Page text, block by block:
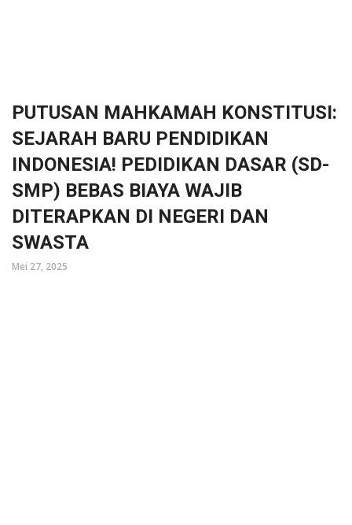
PUTUSAN MAHKAMAH KONSTITUSI:
SEJARAH BARU PENDIDIKAN
INDONESIA! PEDIDIKAN DASAR (SD-
SMP) BEBAS BIAYA WAJIB
DITERAPKAN DI NEGERI DAN
SWASTA
Mei 27, 2025